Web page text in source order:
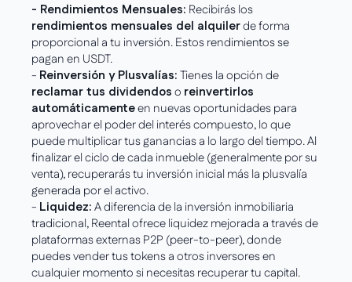
- Rendimientos Mensuales: Recibirás los
rendimientos mensuales del alquilerde forma
proporcional a tu inversión. Estos rendimientos se
pagan en USDT.
- Reinversión y Plusvalías:Tienes la opción de
reclamar tus dividendoso reinvertirlos
automáticamenteen nuevas oportunidades para
aprovechar el poder del interés compuesto, lo que
puede multiplicar tus ganancias a lo largo del tiempo. Al
finalizar el ciclo de cada inmueble (generalmente por su
venta), recuperarás tu inversión inicial más la plusvalía
generada por el activo.
- Liquidez:A diferencia de la inversión inmobiliaria
tradicional, Reental ofrece liquidez mejorada a través de
plataformas externas P2P (peer-to-peer), donde
puedes vender tus tokens a otros inversores en
cualquier momento si necesitas recuperar tu capital.